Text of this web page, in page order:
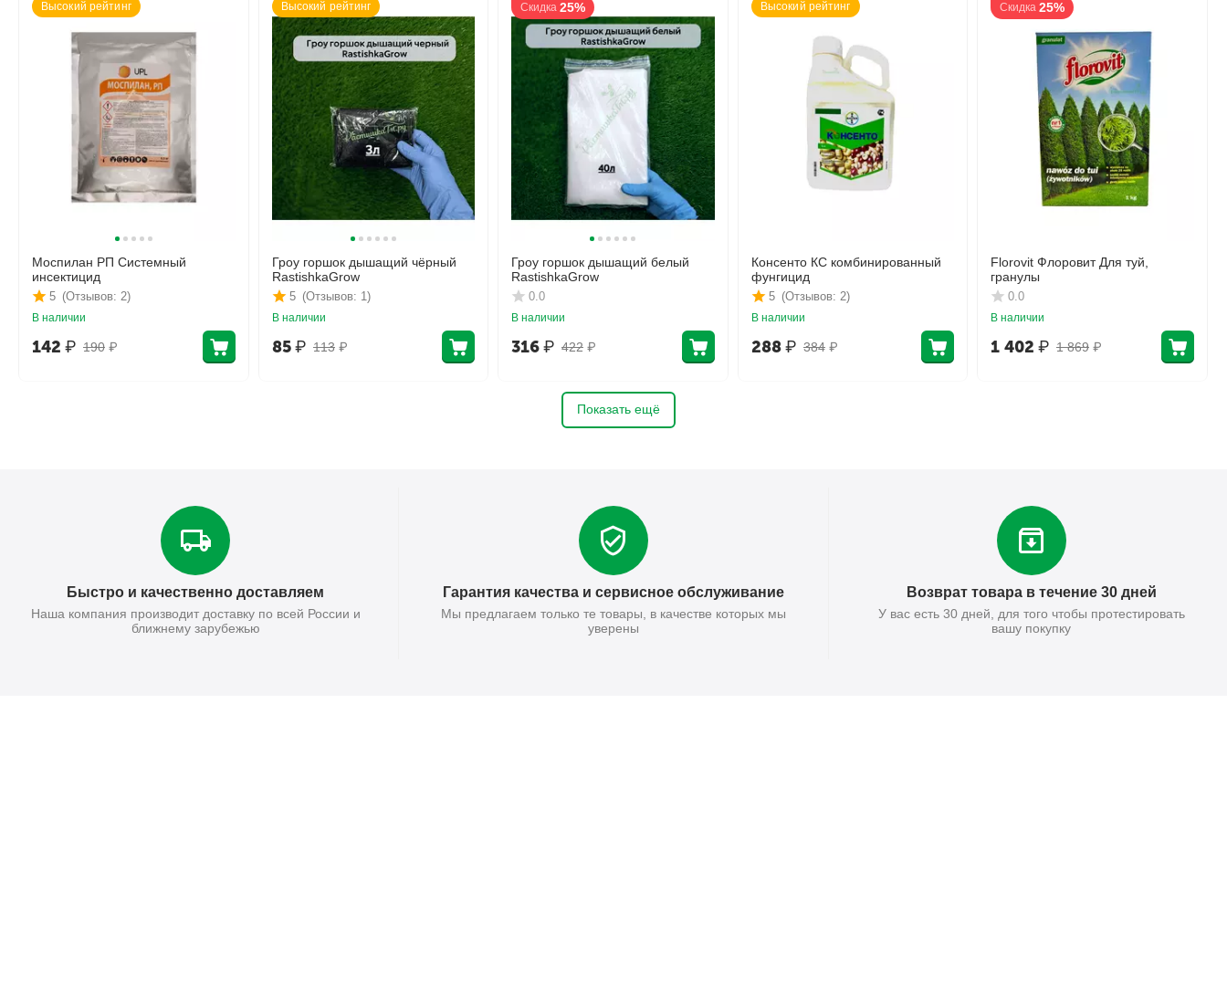
Высокий рейтинг
Моспилан РП Системный
инсектицид
(Отзывов: 2)
5
В наличии
190 ₽
142 ₽
Высокий рейтинг
Гроу горшок дышащий чёрный
RastishkaGrow
(Отзывов: 1)
5
В наличии
113 ₽
85 ₽
Скидка 25%
Гроу горшок дышащий белый
RastishkaGrow
0.0
В наличии
422 ₽
316₽
Высокий рейтинг
Консенто КС комбинированный
фунгицид
(Отзывов: 2)
5
В наличии
384 ₽
288₽
Скидка 25%
Florovit Флоровит Для туй,
гранулы
0.0
В наличии
1 869 ₽
1 402 ₽
Показать ещё
Быстро и качественно доставляем
Наша компания производит доставку по всей России и
ближнему зарубежью
Гарантия качества и сервисное обслуживание
Мы предлагаем только те товары, в качестве которых мы
уверены
Возврат товара в течение 30 дней
У вас есть 30 дней, для того чтобы протестировать
вашу покупку